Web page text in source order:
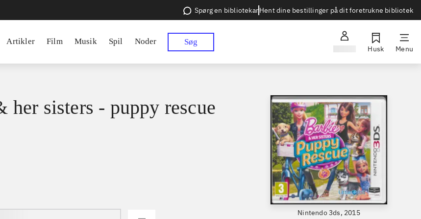
Spørg en bibliotekarHent dine bestillinger på dit foretrukne bibliotek
Artikler Film Musik Spil Noder Søg
Husk Menu
Nintendo 3ds, 2015
her sisters - puppy rescue